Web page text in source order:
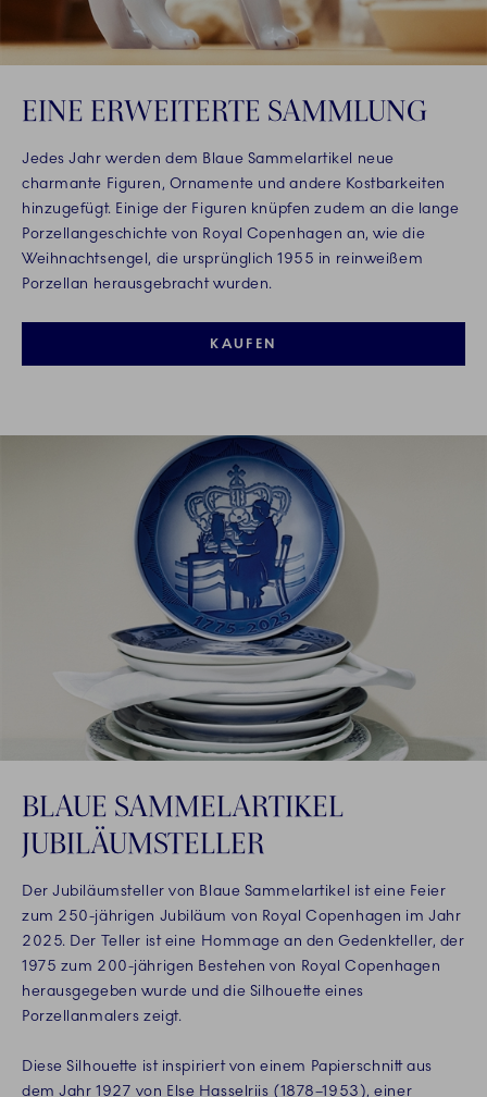
EINE ERWEITERTE SAMMLUNG
Jedes Jahr werden dem Blaue Sammelartikel neue
charmante Figuren, Ornamente und andere Kostbarkeiten
hinzugefügt. Einige der Figuren knüpfen zudem an die lange
Porzellangeschichte von Royal Copenhagen an, wie die
Weihnachtsengel, die ursprünglich 1955 in reinweißem
Porzellan herausgebracht wurden.
KAUFEN
BLAUE SAMMELARTIKEL
JUBILÄUMSTELLER
Der Jubiläumsteller von Blaue Sammelartikel ist eine Feier
zum 250-jährigen Jubiläum von Royal Copenhagen im Jahr
2025. Der Teller ist eine Hommage an den Gedenkteller, der
1975 zum 200-jährigen Bestehen von Royal Copenhagen
herausgegeben wurde und die Silhouette eines
Porzellanmalers zeigt.
Diese Silhouette ist inspiriert von einem Papierschnitt aus
dem Jahr 1927 von Else Hasselriis (1878–1953), einer